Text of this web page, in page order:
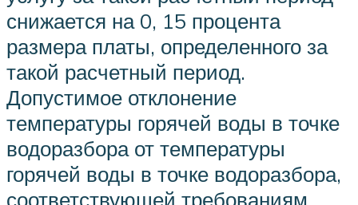
снижается на 0, 15 процента
размера платы, определенного за
такой расчетный период.
Допустимое отклонение
температуры горячей воды в точке
водоразбора от температуры
горячей воды в точке водоразбора,
соответствующей требованиям